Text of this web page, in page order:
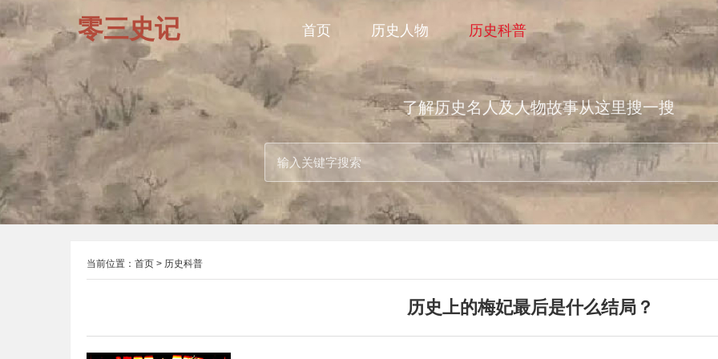
零三史记 首页 历史人物 历史科普
了解历史名人及人物故事从这里搜一搜
当前位置： 首页 > 历史科普
历史上的梅妃最后是什么结局？